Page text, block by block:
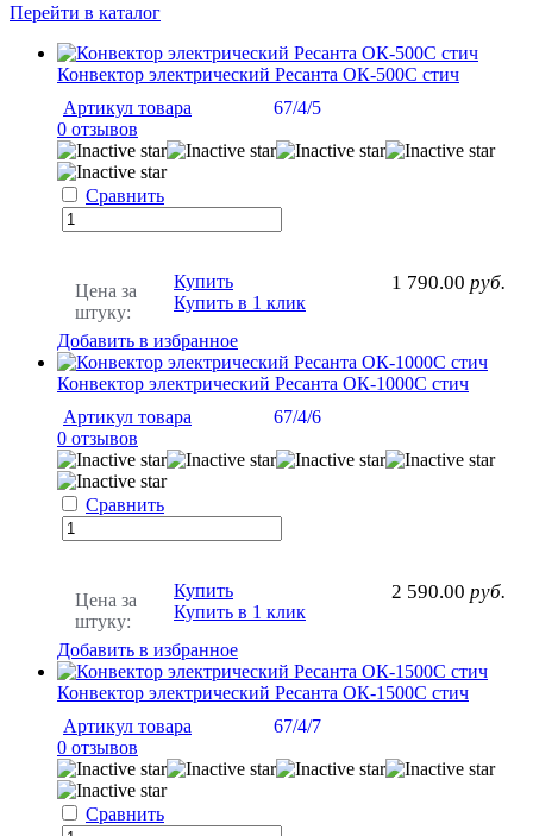
Перейти в каталог
Конвектор электрический Ресанта ОК-500С стич
Артикул товара
67/4/5
0 отзывов
Сравнить
Цена за
штуку:
1 790.00 руб.
Купить
Купить в 1 клик
Добавить в избранное
Конвектор электрический Ресанта ОК-1000С стич
Артикул товара
67/4/6
0 отзывов
Сравнить
Цена за
штуку:
2 590.00 руб.
Купить
Купить в 1 клик
Добавить в избранное
Конвектор электрический Ресанта ОК-1500С стич
Артикул товара
67/4/7
0 отзывов
Сравнить